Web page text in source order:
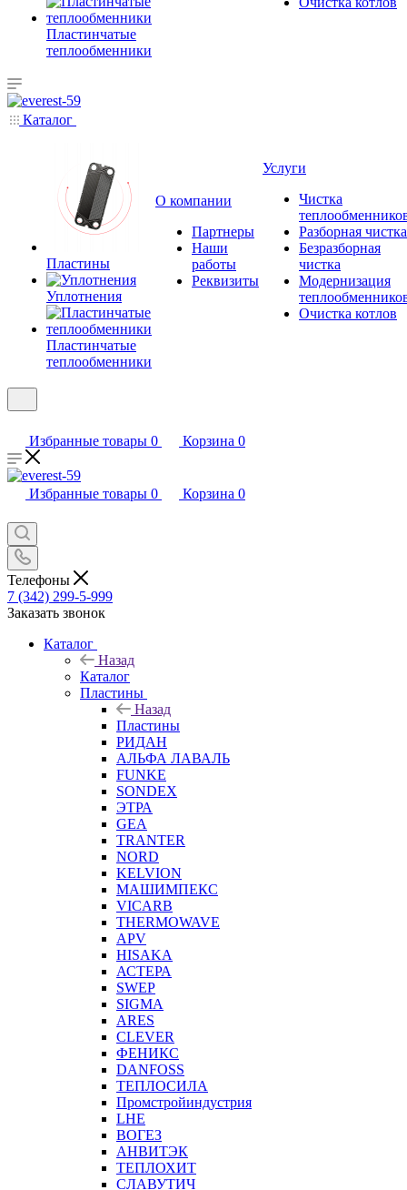
Пластинчатые
теплообменники
Каталог
Пластины
Уплотнения
Пластинчатые
теплообменники
О компании
Партнеры
Наши
работы
Реквизиты
Услуги
Чистка
Разборная чистка
Безразборная
чистка
Модернизация
Очистка котлов
Избранные товары 0 Корзина 0
Избранные товары 0 Корзина 0
Телефоны
7 (342) 299-5-999
Заказать звонок
Каталог
Назад
Каталог
Пластины
Назад
Пластины
РИДАН
АЛЬФА ЛАВАЛЬ
FUNKE
SONDEX
ЭТРА
GEA
TRANTER
NORD
KELVION
МАШИМПЕКС
VICARB
THERMOWAVE
APV
HISAKA
АСТЕРА
SWEP
SIGMA
ARES
CLEVER
ФЕНИКС
DANFOSS
ТЕПЛОСИЛА
Промстройиндустрия
LHE
ВОГЕЗ
АНВИТЭК
ТЕПЛОХИТ
СЛАВУТИЧ